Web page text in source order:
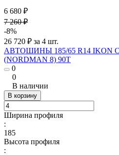
6 680 ₽
7 260 ₽
-8%
26 720 ₽ за 4 шт.
АВТОШИНЫ 185/65 R14 IKON
(NORDMAN 8) 90T
0
0
В наличии
В корзину
Ширина профиля
:
185
Высота профиля
: